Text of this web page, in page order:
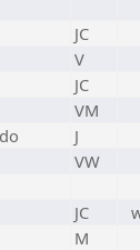
JC
V
JC
VM
J
VW
JC
M